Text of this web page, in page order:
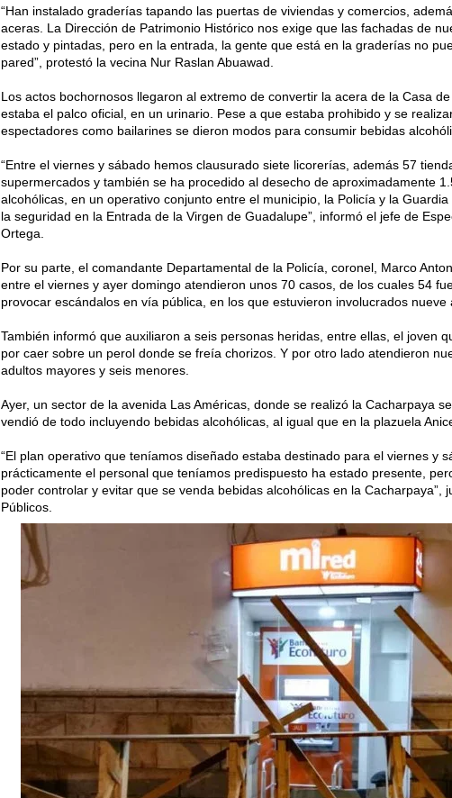
“Han instalado graderías tapando las puertas de viviendas y comercios,
aceras. La Dirección de Patrimonio Histórico nos exige que las fachadas de
estado y pintadas, pero en la entrada, la gente que está en la graderías no
pared”, protestó la vecina Nur Raslan Abuawad.
Los actos bochornosos llegaron al extremo de convertir la acera de la Casa
estaba el palco oficial, en un urinario. Pese a que estaba prohibido y se
espectadores como bailarines se dieron modos para consumir bebidas
“Entre el viernes y sábado hemos clausurado siete licorerías, además 57
supermercados y también se ha procedido al desecho de aproximadamente
alcohólicas, en un operativo conjunto entre el municipio, la Policía y la
la seguridad en la Entrada de la Virgen de Guadalupe”, informó el jefe de
Ortega.
Por su parte, el comandante Departamental de la Policía, coronel, Marco
entre el viernes y ayer domingo atendieron unos 70 casos, de los cuales 54
provocar escándalos en vía pública, en los que estuvieron involucrados nueve
También informó que auxiliaron a seis personas heridas, entre ellas, el joven
por caer sobre un perol donde se freía chorizos. Y por otro lado atendieron
adultos mayores y seis menores.
Ayer, un sector de la avenida Las Américas, donde se realizó la Cacharpaya
vendió de todo incluyendo bebidas alcohólicas, al igual que en la plazuela
“El plan operativo que teníamos diseñado estaba destinado para el viernes y
prácticamente el personal que teníamos predispuesto ha estado presente,
poder controlar y evitar que se venda bebidas alcohólicas en la Cacharpaya”,
Públicos.